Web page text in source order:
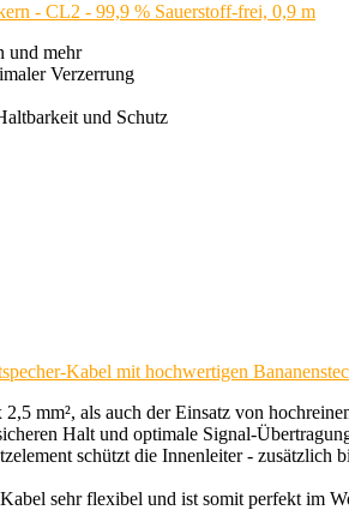
- CL2 - 99,9 % Sauerstoff-frei, 0,9 m
und mehr
Verzerrung
und Schutz
Kabel mit hochwertigen
mm², als auch der Einsatz von
Halt und optimale Signal-
schützt die Innenleiter -
sehr flexibel und ist somit perfekt im